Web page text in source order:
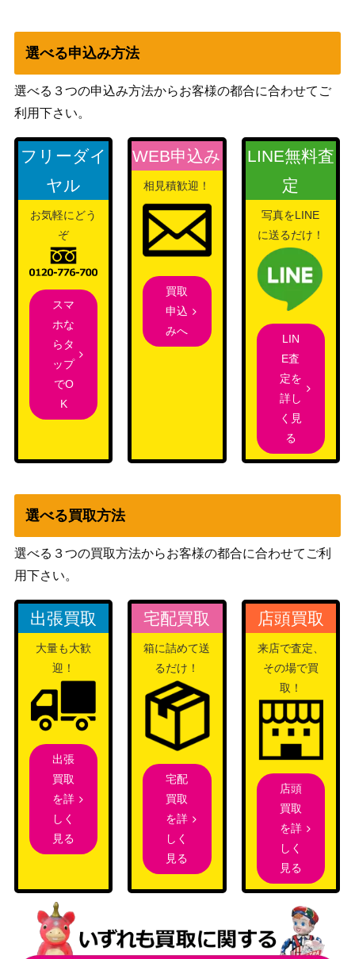
(GRI/S84-002SP)
（グリザイアの果実 Vol.2）
3,000
望月穂波 (PJS/S91
-058SSP)
（プロジェクトセカイ カラフ
ョン仮面【CS/S11
ブシロード
（映画クレヨンしんちゃん）
6,000
運命に導かれた坂
道【Fsh/W120-10
（富士見ファンタジア文庫
Vol.2）
二階堂 サキ (ZLS/
W93-002SSP)
ブシロード
（ゾンビランドサガ リベン
10,000
女優として 中野
一花(5HY/W90-00
1OFR)
ブシロード
5,000
ソーセージを頬張
って なでしこ【Y
4,980
5-101SP】
緋雨【HBR/W117-
012SP】
（ヘブンバーンズレッド
9,980
岩穿つ青 グラスワ
ンダー（UMA/W1
06-005SP）
ブシロード
（ウマ娘）
2,800
“ナイトメア・オ
ア・クイーン”狂三
(DAL/WE33-001O
FR)
ブシロード
（デート・ア・バレット(エク
ストラ)）
1,800
勝利の栄光へ テイ
エムオペラオー
【UMA/W119-029
ブシロード
（劇場版『ウマ娘 プリティー
ダービー 新時代の扉』）
3,000
“Draconic Mag
e”マレフィセント
MSP】
ブシロード
（Disney ミラー・ウォリアー
2,000
“Halloween Night”
チノ (GU/W88-07
0SP)
（ご注文はうさぎですか？
BLOOM）
12,000
選べる申込み方法
選べる３つの申込み方法からお客様の都合に合わせてご
利用下さい。
フリーダイ
ヤル
お気軽にどう
ぞ
スマ
ホな
らタ
ップ
でO
K
WEB申込み
相見積歓迎！
買取
申込
みへ
LINE無料査
定
写真をLINE
に送るだけ！
LIN
E査
定を
詳し
く見
る
選べる買取方法
選べる３つの買取方法からお客様の都合に合わせてご利
用下さい。
出張買取
大量も大歓
迎！
出張
買取
を詳
しく
見る
宅配買取
箱に詰めて送
るだけ！
宅配
買取
を詳
しく
見る
店頭買取
来店で査定、
その場で買
取！
店頭
買取
を詳
しく
見る